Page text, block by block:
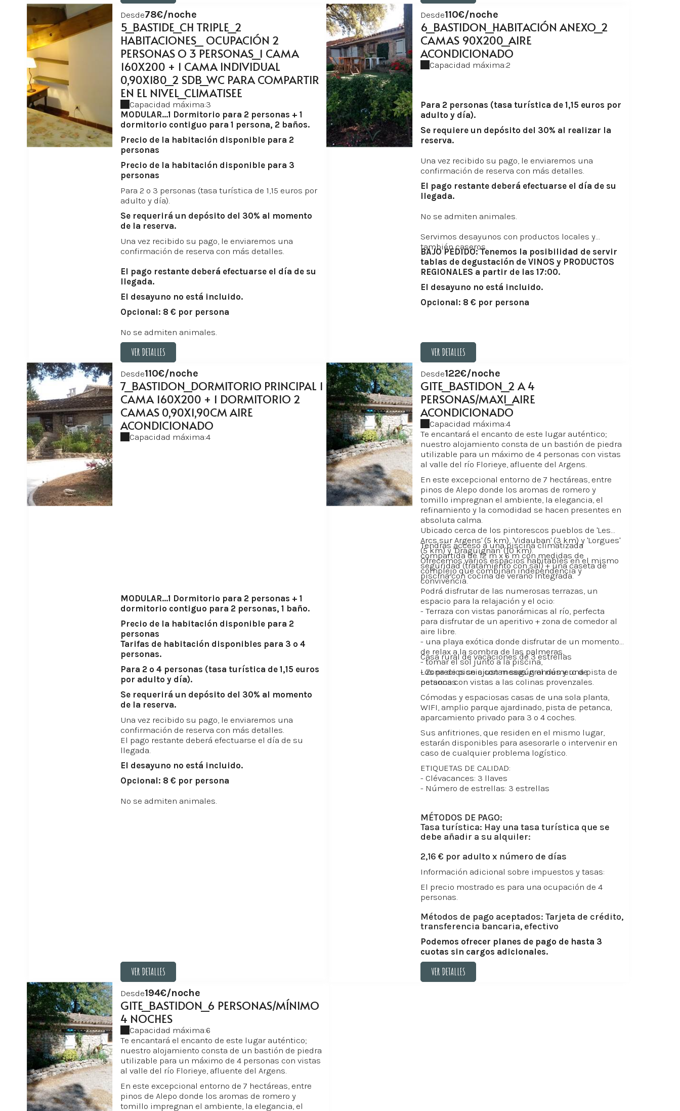
VER DETALLES
VER DETALLES
Desde78€/noche
5_BASTIDE_CH TRIPLE_2
HABITACIONES_ OCUPACIÓN 2
PERSONAS O 3 PERSONAS_1 CAMA
160X200 + 1 CAMA INDIVIDUAL
0,90X180_2 SDB_WC PARA COMPARTIR
EN EL NIVEL_CLIMATISEE
Capacidad máxima:3
MODULAR...1 Dormitorio para 2 personas + 1
dormitorio contiguo para 1 persona, 2 baños.
Precio de la habitación disponible para 2
personas
Precio de la habitación disponible para 3
personas
Para 2 o 3 personas (tasa turística de 1,15 euros por
adulto y día).
Se requerirá un depósito del 30% al momento
de la reserva.
Una vez recibido su pago, le enviaremos una
confirmación de reserva con más detalles.
El pago restante deberá efectuarse el día de su
llegada.
El desayuno no está incluido.
Opcional: 8 € por persona
No se admiten animales.
VER DETALLES
VER DETALLES
Desde110€/noche
6_BASTIDON_HABITACIÓN ANEXO_2
CAMAS 90X200_AIRE
ACONDICIONADO
Capacidad máxima:2
Para 2 personas (tasa turística de 1,15 euros por
adulto y día).
Se requiere un depósito del 30% al realizar la
reserva.
Una vez recibido su pago, le enviaremos una
confirmación de reserva con más detalles.
El pago restante deberá efectuarse el día de su
llegada.
No se admiten animales.
Servimos desayunos con productos locales y
también caseros.
BAJO PEDIDO: Tenemos la posibilidad de servir
tablas de degustación de VINOS y PRODUCTOS
REGIONALES a partir de las 17:00.
El desayuno no está incluido.
Opcional: 8 € por persona
VER DETALLES
VER DETALLES
Desde110€/noche
7_BASTIDON_DORMITORIO PRINCIPAL 1
CAMA 160X200 + 1 DORMITORIO 2
CAMAS 0,90X1,90CM AIRE
ACONDICIONADO
Capacidad máxima:4
MODULAR...1 Dormitorio para 2 personas + 1
dormitorio contiguo para 2 personas, 1 baño.
Precio de la habitación disponible para 2
personas
Tarifas de habitación disponibles para 3 o 4
personas.
Para 2 o 4 personas (tasa turística de 1,15 euros
por adulto y día).
Se requerirá un depósito del 30% al momento
de la reserva.
Una vez recibido su pago, le enviaremos una
confirmación de reserva con más detalles.
El pago restante deberá efectuarse el día de su
llegada.
El desayuno no está incluido.
Opcional: 8 € por persona
No se admiten animales.
VER DETALLES
VER DETALLES
Desde122€/noche
GITE_BASTIDON_2 A 4
PERSONAS/MAXI_AIRE
ACONDICIONADO
Capacidad máxima:4
Te encantará el encanto de este lugar auténtico;
nuestro alojamiento consta de un bastión de piedra
utilizable para un máximo de 4 personas con vistas
al valle del río Florieye, afluente del Argens.
En este excepcional entorno de 7 hectáreas, entre
pinos de Alepo donde los aromas de romero y
tomillo impregnan el ambiente, la elegancia, el
refinamiento y la comodidad se hacen presentes en
absoluta calma.
Ubicado cerca de los pintorescos pueblos de 'Les
Arcs sur Argens' (5 km), 'Vidauban' (3 km) y 'Lorgues'
(5 km) y 'Draguignan' (10 km).
Ofrecemos varios espacios habitables en el mismo
complejo que combinan independencia y
convivencia.
Tendrás acceso a una piscina climatizada
compartida de 12 m x 6 m con medidas de
seguridad (tratamiento con sal) + una caseta de
piscina con cocina de verano integrada.
Podrá disfrutar de las numerosas terrazas, un
espacio para la relajación y el ocio:
- Terraza con vistas panorámicas al río, perfecta
para disfrutar de un aperitivo + zona de comedor al
aire libre.
- una playa exótica donde disfrutar de un momento
de relax a la sombra de las palmeras,
- tomar el sol junto a la piscina,
- Zona de picnic con mesas grandes y una pista de
petanca con vistas a las colinas provenzales.
Casa rural de vacaciones de 3 estrellas
Los precios se ajustan según el número de
personas.
Cómodas y espaciosas casas de una sola planta,
WIFI, amplio parque ajardinado, pista de petanca,
aparcamiento privado para 3 o 4 coches.
Sus anfitriones, que residen en el mismo lugar,
estarán disponibles para asesorarle o intervenir en
caso de cualquier problema logístico.
ETIQUETAS DE CALIDAD:
- Clévacances: 3 llaves
- Número de estrellas: 3 estrellas
MÉTODOS DE PAGO:
Tasa turística: Hay una tasa turística que se
debe añadir a su alquiler:
2,16 € por adulto x número de días
Información adicional sobre impuestos y tasas:
El precio mostrado es para una ocupación de 4
personas.
Métodos de pago aceptados: Tarjeta de crédito,
transferencia bancaria, efectivo
Podemos ofrecer planes de pago de hasta 3
cuotas sin cargos adicionales.
VER DETALLES
Desde194€/noche
GITE_BASTIDON_6 PERSONAS/MÍNIMO
4 NOCHES
Capacidad máxima:6
Te encantará el encanto de este lugar auténtico;
nuestro alojamiento consta de un bastión de piedra
utilizable para un máximo de 4 personas con vistas
al valle del río Florieye, afluente del Argens.
En este excepcional entorno de 7 hectáreas, entre
pinos de Alepo donde los aromas de romero y
tomillo impregnan el ambiente, la elegancia, el